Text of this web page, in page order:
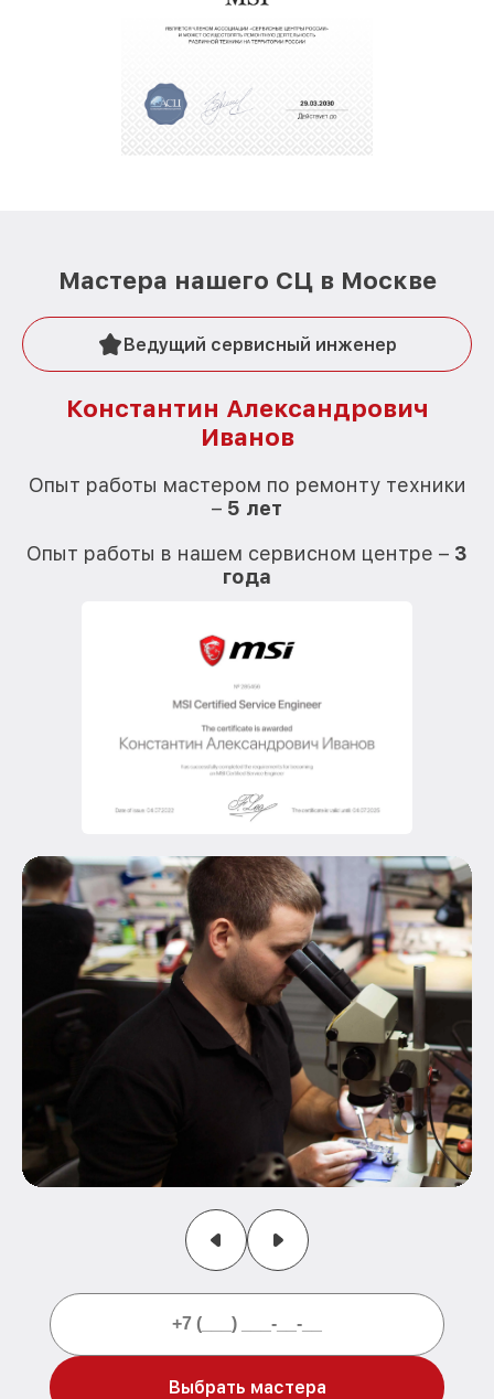
Мастера нашего СЦ в Москве
Ведущий сервисный инженер
Константин Александрович
Иванов
Опыт работы мастером по ремонту техники
– 5 лет
Опыт работы в нашем сервисном центре – 3
года
Выбрать мастера